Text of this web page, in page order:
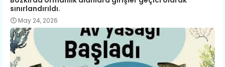
sınırlandırıldı.
May 24, 2026